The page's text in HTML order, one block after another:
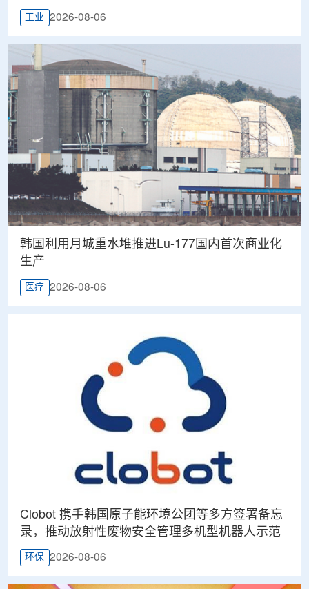
工业 2026-08-06
韩国利用月城重水堆推进Lu-177国内首次商业化
生产
医疗 2026-08-06
Clobot 携手韩国原子能环境公团等多方签署备忘
录，推动放射性废物安全管理多机型机器人示范
环保 2026-08-06